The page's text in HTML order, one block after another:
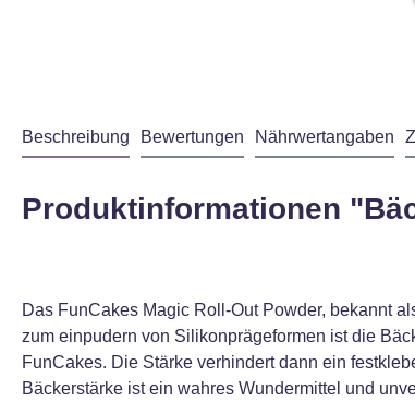
Beschreibung Bewertungen Nährwertangaben
Produktinformationen
Das FunCakes Magic Roll-Out Powder, bekannt
zum einpudern von Silikonprägeformen ist die
FunCakes. Die Stärke verhindert dann ein
Bäckerstärke ist ein wahres Wundermittel und